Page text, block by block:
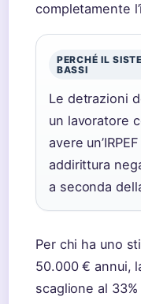
completamente
PERCHÉ IL
BASSI
Le detrazioni
un lavoratore
avere
addirittura
a seconda
Per chi ha uno
50.000 € annui,
scaglione al